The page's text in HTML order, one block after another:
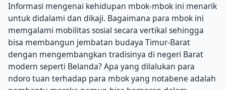
Informasi mengenai kehidupan mbok-mbok ini menarik
untuk didalami dan dikaji. Bagaimana para mbok ini
memgalami mobilitas sosial secara vertikal sehingga
bisa membangun jembatan budaya Timur-Barat
dengan mengembangkan tradisinya di negeri Barat
modern seperti Belanda? Apa yang dilalukan para
ndoro tuan terhadap para mbok yang notabene adalah